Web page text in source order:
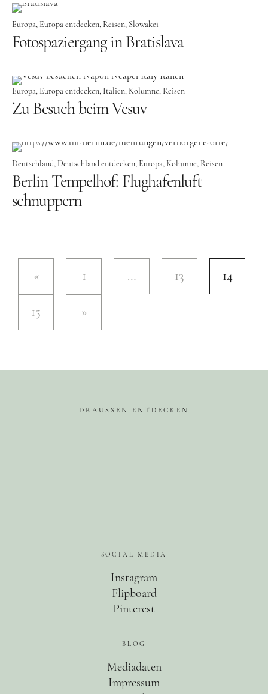
Spanien
Westeuropa
Belgien
Frankreich
Großbritannien
Gibraltar
Luxemburg
Niederlande
Oman
InstagramFlipboardPinterest
Ich bin Anna, in Norddeutschland aufgewachsen
Europa Europa entdecken Reisen Slowakei
Fotospaziergang in Bratislava
Europa Europa entdecken Italien Kolumne Reisen
Zu Besuch beim Vesuv
Deutschland Deutschland entdecken Europa Kolumne Reisen
Berlin Tempelhof: Flughafenluft
schnuppern
1 … 13 14
15
DRAUSSEN ENTDECKEN
SOCIAL MEDIA
Instagram
Flipboard
Pinterest
BLOG
Mediadaten
Impressum